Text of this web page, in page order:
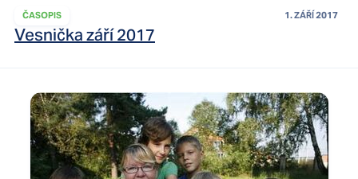
ČASOPIS 1. ZÁŘÍ 2017
Vesnička září 2017